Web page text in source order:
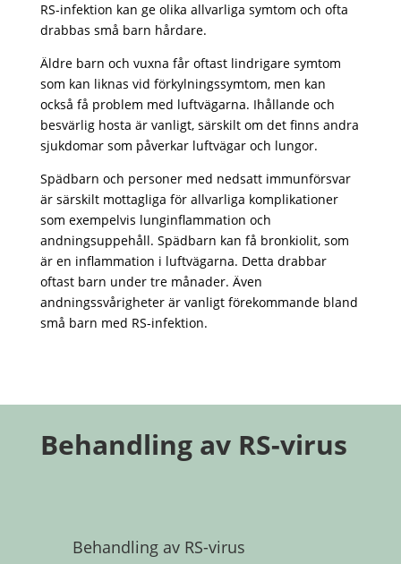
RS-infektion kan ge olika allvarliga symtom och ofta
drabbas små barn hårdare.
Äldre barn och vuxna får oftast lindrigare symtom
som kan liknas vid förkylningssymtom, men kan
också få problem med luftvägarna. Ihållande och
besvärlig hosta är vanligt, särskilt om det finns andra
sjukdomar som påverkar luftvägar och lungor.
Spädbarn och personer med nedsatt immunförsvar
är särskilt mottagliga för allvarliga komplikationer
som exempelvis lunginflammation och
andningsuppehåll. Spädbarn kan få bronkiolit, som
är en inflammation i luftvägarna. Detta drabbar
oftast barn under tre månader. Även
andningssvårigheter är vanligt förekommande bland
små barn med RS-infektion.
Behandling av RS-virus
Behandling av RS-virus